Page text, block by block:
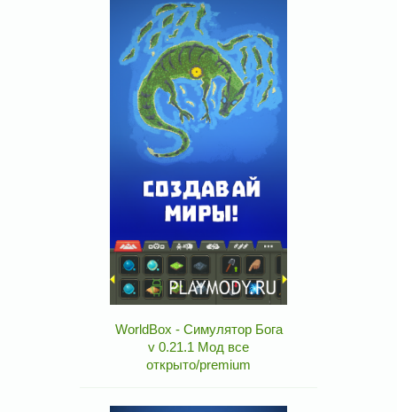
WorldBox - Симулятор Бога
v 0.21.1 Мод все
открыто/premium